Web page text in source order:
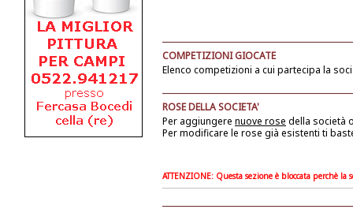
COMPETIZIONI GIOCATE
Elenco competizioni a cui partecipa la
ROSE DELLA SOCIETA'
Per aggiungere nuove rose della società
Per modificare le rose già esistenti ti
ATTENZIONE: Questa sezione è bloccata perchè